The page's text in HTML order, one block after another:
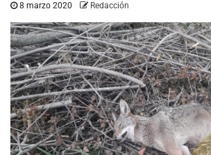
8 marzo 2020 Redacción